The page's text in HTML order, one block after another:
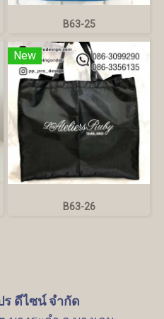
B63-25
New
B63-26
ดีไซน์ จำกัด